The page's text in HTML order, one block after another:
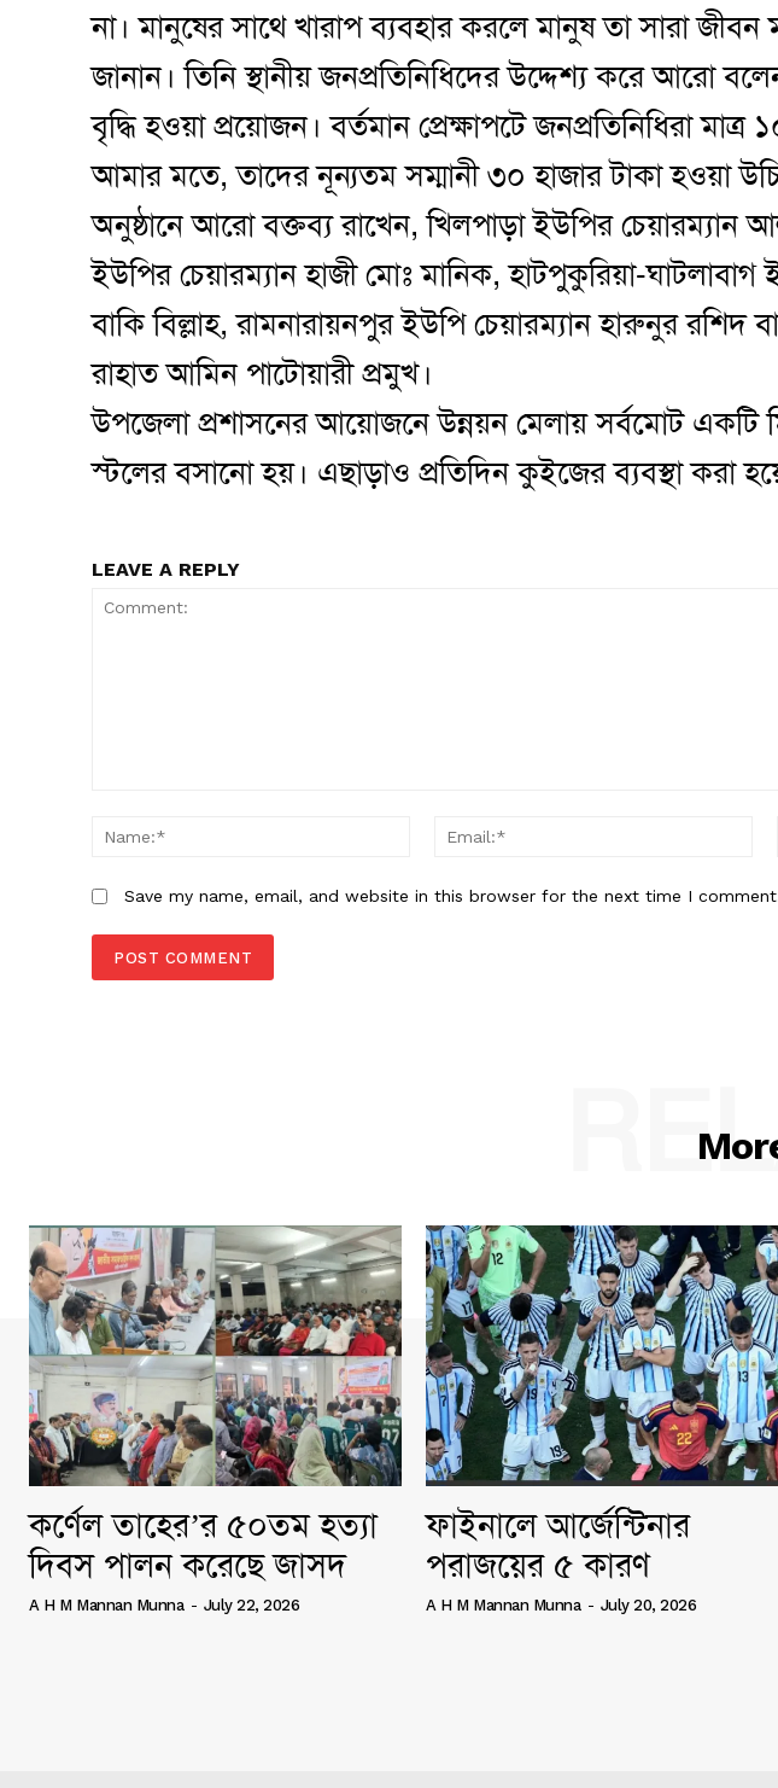
না। মানুষের সাথে খারাপ ব্যবহার করলে মানুষ তা সারা জীবন
জানান। তিনি স্থানীয় জনপ্রতিনিধিদের উদ্দেশ্য করে আরো
বৃদ্ধি হওয়া প্রয়োজন। বর্তমান প্রেক্ষাপটে জনপ্রতিনিধিরা মাত্র
আমার মতে, তাদের নূন্যতম সম্মানী ৩০ হাজার টাকা হওয়া
অনুষ্ঠানে আরো বক্তব্য রাখেন, খিলপাড়া ইউপির চেয়ারম্যান
ইউপির চেয়ারম্যান হাজী মোঃ মানিক, হাটপুকুরিয়া-
বাকি বিল্লাহ, রামনারায়নপুর ইউপি চেয়ারম্যান হারুনুর রশিদ
রাহাত আমিন পাটোয়ারী প্রমুখ।
উপজেলা প্রশাসনের আয়োজনে উন্নয়ন মেলায় সর্বমোট একটি
স্টলের বসানো হয়। এছাড়াও প্রতিদিন কুইজের ব্যবস্থা করা
LEAVE A REPLY
Name:*
Save my name, email, and website in this browser for the next time I
কর্ণেল তাহের’র ৫০তম হত্যা
দিবস পালন করেছে জাসদ
A H M Mannan Munna - July 22, 2026
ফাইনালে আর্জেন্টিনার
পরাজয়ের ৫ কারণ
A H M Mannan Munna - July 20, 2026